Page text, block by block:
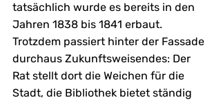
tatsächlich wurde es bereits in den
Jahren 1838 bis 1841 erbaut.
Trotzdem passiert hinter der Fassade
durchaus Zukunftsweisendes: Der
Rat stellt dort die Weichen für die
Stadt, die Bibliothek bietet ständig